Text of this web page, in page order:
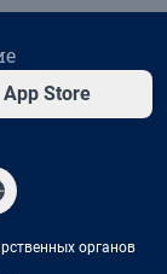
App Store
органов